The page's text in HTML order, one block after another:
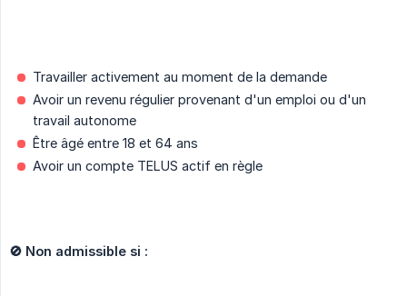
Travailler activement au moment de la demande
Avoir un revenu régulier provenant d'un emploi ou d'un
travail autonome
Être âgé entre 18 et 64 ans
Avoir un compte TELUS actif en règle
🚫 Non admissible si :